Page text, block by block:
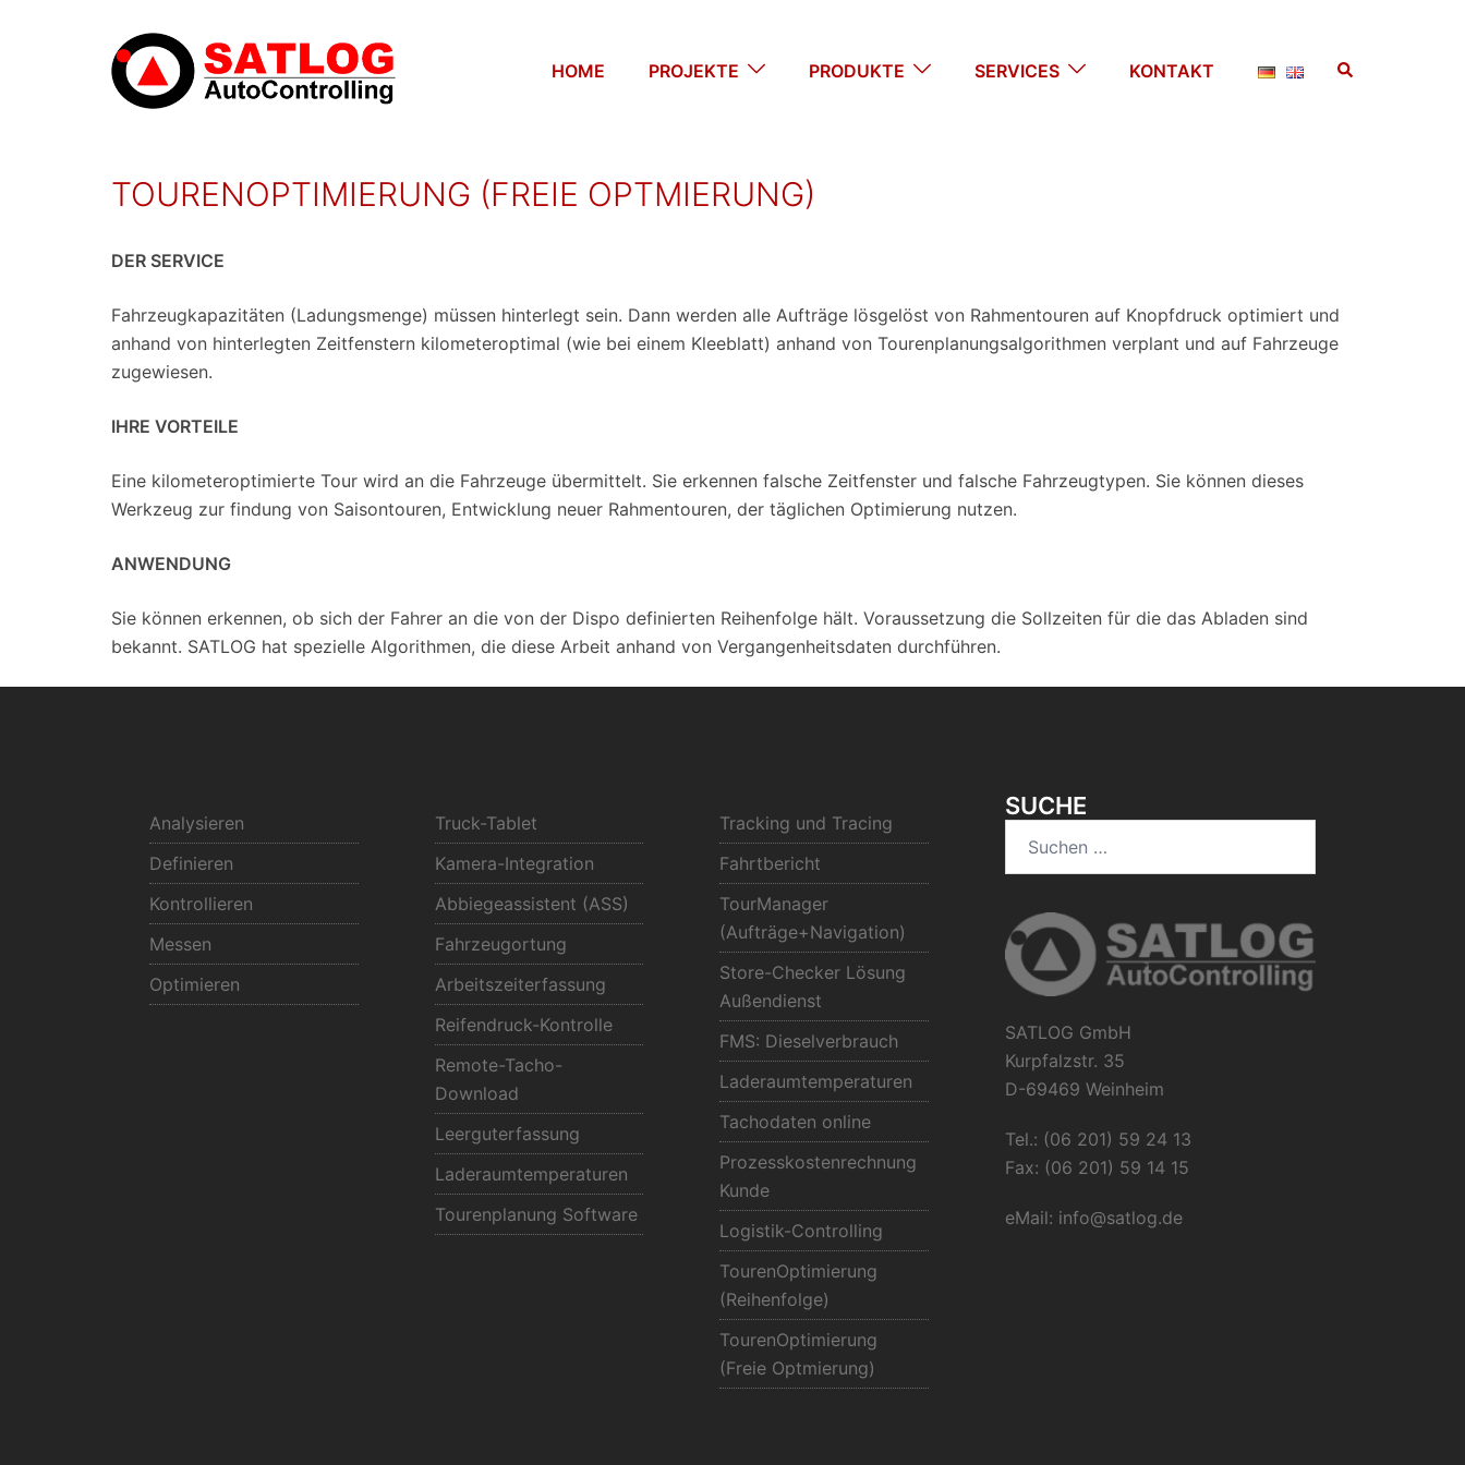
HOME PROJEKTE PRODUKTE SERVICES KONTAKT Suche
TOURENOPTIMIERUNG (FREIE OPTMIERUNG)
DER SERVICE
Fahrzeugkapazitäten (Ladungsmenge) müssen hinterlegt sein. Dann werden alle Aufträge lösgelöst von Rahmentouren auf Knopfdruck optimiert und
anhand von hinterlegten Zeitfenstern kilometeroptimal (wie bei einem Kleeblatt) anhand von Tourenplanungsalgorithmen verplant und auf Fahrzeuge
zugewiesen.
IHRE VORTEILE
Eine kilometeroptimierte Tour wird an die Fahrzeuge übermittelt. Sie erkennen falsche Zeitfenster und falsche Fahrzeugtypen. Sie können dieses
Werkzeug zur findung von Saisontouren, Entwicklung neuer Rahmentouren, der täglichen Optimierung nutzen.
ANWENDUNG
Sie können erkennen, ob sich der Fahrer an die von der Dispo definierten Reihenfolge hält. Voraussetzung die Sollzeiten für die das Abladen sind
bekannt. SATLOG hat spezielle Algorithmen, die diese Arbeit anhand von Vergangenheitsdaten durchführen.
Analysieren
Definieren
Kontrollieren
Messen
Optimieren
Truck-Tablet
Kamera-Integration
Abbiegeassistent (ASS)
Fahrzeugortung
Arbeitszeiterfassung
Reifendruck-Kontrolle
Remote-Tacho-
Download
Leerguterfassung
Laderaumtemperaturen
Tourenplanung Software
Tracking und Tracing
Fahrtbericht
TourManager
(Aufträge+Navigation)
Store-Checker Lösung
Außendienst
FMS: Dieselverbrauch
Laderaumtemperaturen
Tachodaten online
Prozesskostenrechnung
Kunde
Logistik-Controlling
TourenOptimierung
(Reihenfolge)
TourenOptimierung
(Freie Optmierung)
SUCHE
SATLOG GmbH
Kurpfalzstr. 35
D-69469 Weinheim
Tel.: (06 201) 59 24 13
Fax: (06 201) 59 14 15
eMail: info@satlog.de